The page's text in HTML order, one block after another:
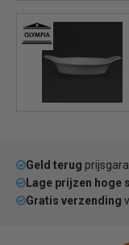
Geld terug
Lage prijzen hoge
Gratis verzending